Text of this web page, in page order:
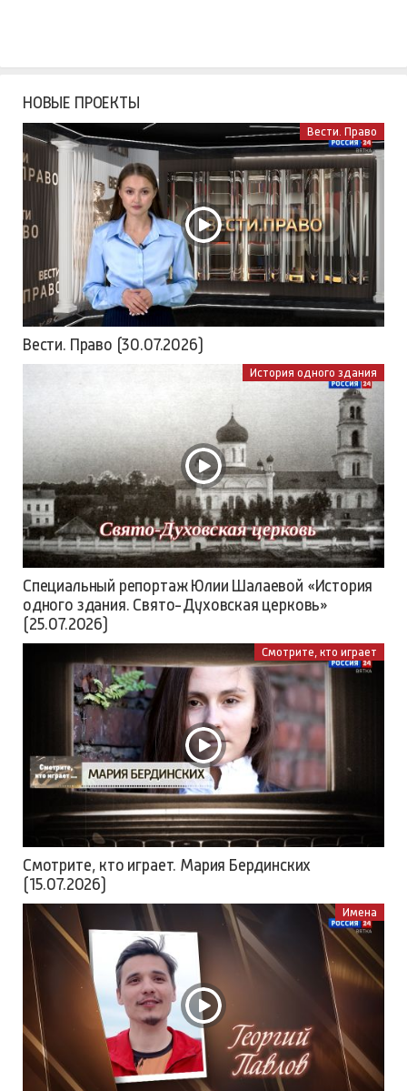
НОВЫЕ ПРОЕКТЫ
Вести. Право
Вести. Право (30.07.2026)
История одного здания
Специальный репортаж Юлии Шалаевой «История
одного здания. Свято-Духовская церковь»
(25.07.2026)
Смотрите, кто играет
Смотрите, кто играет. Мария Бердинских
(15.07.2026)
Имена